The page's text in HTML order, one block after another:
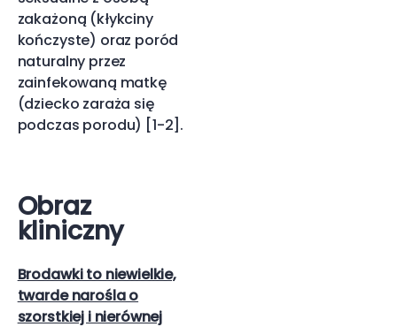
zakażoną (kłykciny
kończyste) oraz poród
naturalny przez
zainfekowaną matkę
(dziecko zaraża się
podczas porodu) [1-2].
Obraz
kliniczny
Brodawki to niewielkie,
twarde narośla o
szorstkiej i nierównej